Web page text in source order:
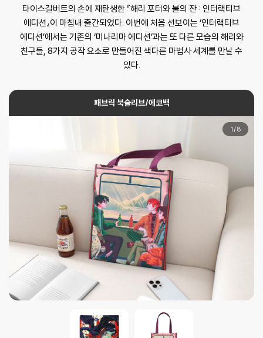
타이스길버트의 손에 재탄생한 『해리 포터와 불의 잔 : 인터랙티브
에디션』이 마침내 출간되었다. 이번에 처음 선보이는 ‘인터랙티브
에디션’에서는 기존의 ‘미나리마 에디션’과는 또 다른 모습의 해리와
친구들, 8가지 공작 요소로 만들어진 색다른 마법사 세계를 만날 수
있다.
패브릭 북슬리브/에코백
1 /8